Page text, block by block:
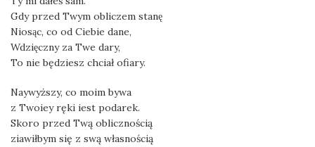
Gdy przed Twym obliczem stanę
Niosąc, co od Ciebie dane,
Wdzięczny za Twe dary,
To nie będziesz chciał ofiary.
Naywyższy, co moim bywa
z Twoiey ręki iest podarek.
Skoro przed Twą oblicznością
ziawiłbym się z swą własnością